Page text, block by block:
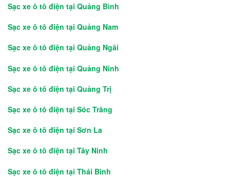
Sạc xe ô tô điện tại Quảng Bình
Sạc xe ô tô điện tại Quảng Nam
Sạc xe ô tô điện tại Quảng Ngãi
Sạc xe ô tô điện tại Quảng Ninh
Sạc xe ô tô điện tại Quảng Trị
Sạc xe ô tô điện tại Sóc Trăng
Sạc xe ô tô điện tại Sơn La
Sạc xe ô tô điện tại Tây Ninh
Sạc xe ô tô điện tại Thái Bình